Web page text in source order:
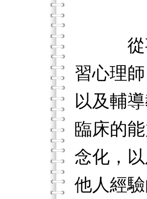
從事
習心理
以及輔
臨床的
念化，
他人經